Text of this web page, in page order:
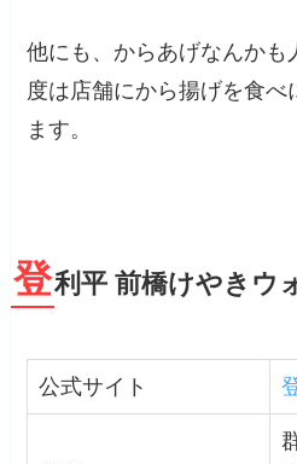
他にも、からあげなんかも
度は店舗にから揚げを食べ
ます。
登利平 前橋けやきウ
公式サイト